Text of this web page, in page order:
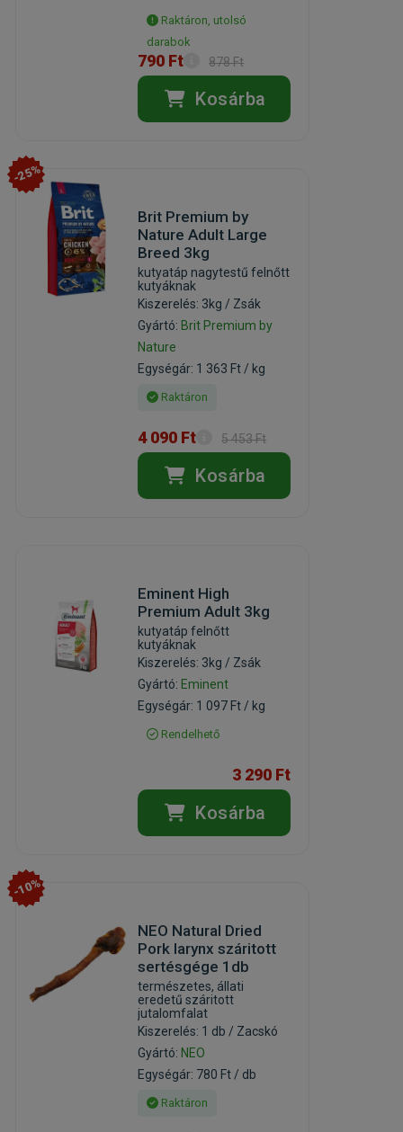
Raktáron, utolsó
darabok
790 Ft 878 Ft
Kosárba
-25%
Brit Premium by
Nature Adult Large
Breed 3kg
kutyatáp nagytestű felnőtt
kutyáknak
Kiszerelés: 3kg / Zsák
Gyártó: Brit Premium by
Nature
Egységár: 1 363 Ft / kg
Raktáron
4 090 Ft 5 453 Ft
Kosárba
Eminent High
Premium Adult 3kg
kutyatáp felnőtt
kutyáknak
Kiszerelés: 3kg / Zsák
Gyártó: Eminent
Egységár: 1 097 Ft / kg
Rendelhető
3 290 Ft
Kosárba
-10%
NEO Natural Dried
Pork larynx száritott
sertésgége 1db
természetes, állati
eredetű száritott
jutalomfalat
Kiszerelés: 1 db / Zacskó
Gyártó: NEO
Egységár: 780 Ft / db
Raktáron